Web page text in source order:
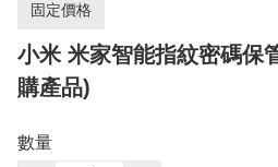
固定價格
小米 米家智能指紋密碼保
購產品)
數量